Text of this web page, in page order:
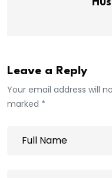
Leave a Reply
Your email address will
marked *